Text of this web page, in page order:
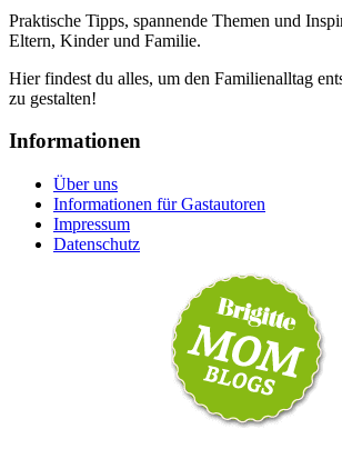
Praktische Tipps, spannende Themen und
Eltern, Kinder und Familie.
Hier findest du alles, um den Familienalltag
zu gestalten!
Informationen
Über uns
Informationen für Gastautoren
Impressum
Datenschutz